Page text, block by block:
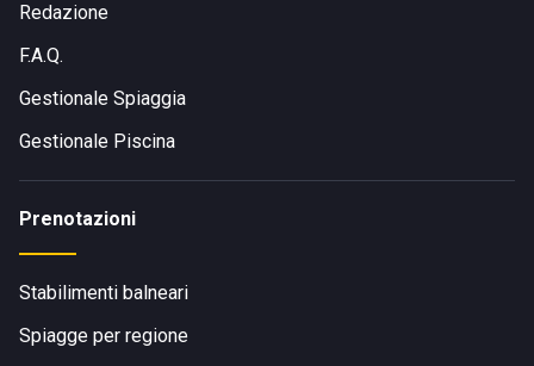
Redazione
F.A.Q.
Gestionale Spiaggia
Gestionale Piscina
Prenotazioni
Stabilimenti balneari
Spiagge per regione